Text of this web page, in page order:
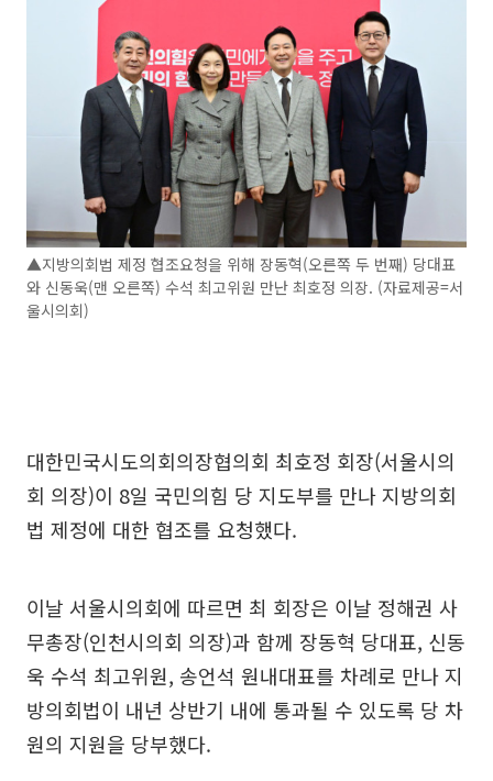
▲지방의회법 제정 협조요청을 위해 장동혁(오른쪽 두 번째) 당대표
와 신동욱(맨 오른쪽) 수석 최고위원 만난 최호정 의장. (자료제공=서
울시의회)
대한민국시도의회의장협의회 최호정 회장(서울시의
회 의장)이 8일 국민의힘 당 지도부를 만나 지방의회
법 제정에 대한 협조를 요청했다.
이날 서울시의회에 따르면 최 회장은 이날 정해권 사
무총장(인천시의회 의장)과 함께 장동혁 당대표, 신동
욱 수석 최고위원, 송언석 원내대표를 차례로 만나 지
방의회법이 내년 상반기 내에 통과될 수 있도록 당 차
원의 지원을 당부했다.